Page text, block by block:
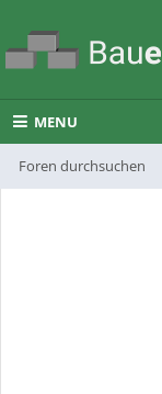
MENU
Foren durchsuchen